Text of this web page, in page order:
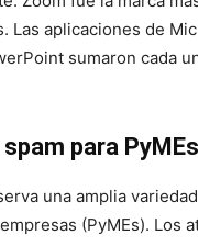
Las aplicaciones de
sumaron cada
para PyMEs
una amplia
(PyMEs). Los